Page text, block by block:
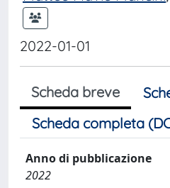
2022-01-01
Scheda breve
Scheda completa
Anno di pubblicazione
2022